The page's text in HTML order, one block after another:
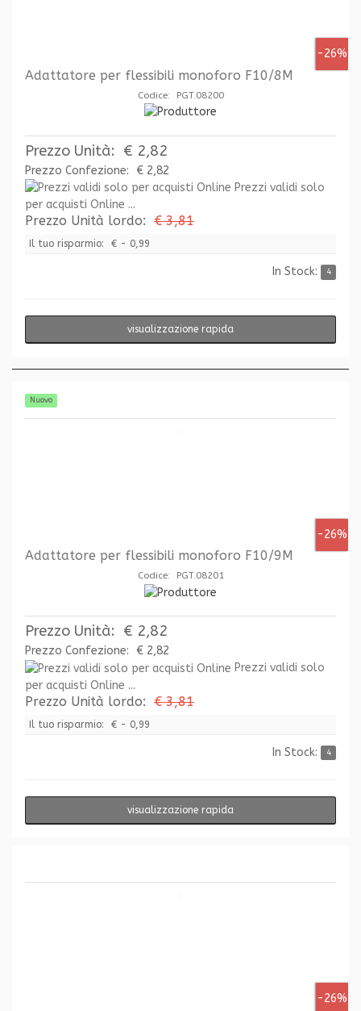
-26%
Adattatore per flessibili monoforo F10/8M
Codice: PGT.08200
Prezzo Unità: € 2,82
Prezzo Confezione:
€ 2,82
Prezzi validi solo
per acquisti Online ...
Prezzo Unità lordo: € 3,81
Il tuo risparmio: € - 0,99
In Stock: 4
visualizzazione rapida
Nuovo
-26%
Adattatore per flessibili monoforo F10/9M
Codice: PGT.08201
Prezzo Unità: € 2,82
Prezzo Confezione:
€ 2,82
Prezzi validi solo
per acquisti Online ...
Prezzo Unità lordo: € 3,81
Il tuo risparmio: € - 0,99
In Stock: 4
visualizzazione rapida
-26%